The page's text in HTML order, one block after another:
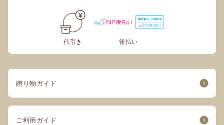
代引き 後払い
贈り物ガイド
ご利用ガイド